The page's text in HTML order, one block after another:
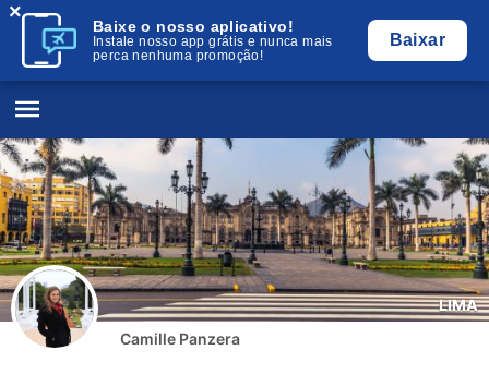
Baixe o nosso aplicativo!
Instale nosso app grátis e nunca mais
perca nenhuma promoção!
Baixar
×
LIMA
Camille Panzera